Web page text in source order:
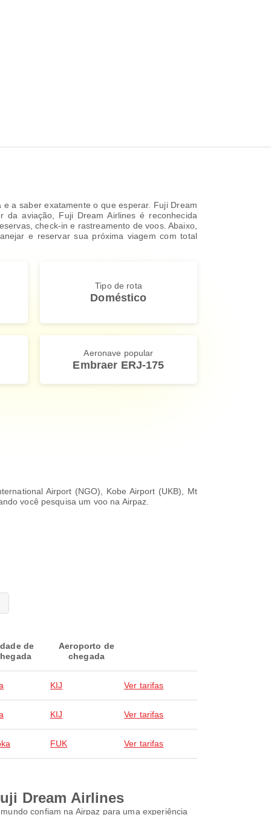
a saber exatamente o que esperar. Fuji Dream
aviação, Fuji Dream Airlines é reconhecida
check-in e rastreamento de voos. Abaixo,
e reservar sua próxima viagem com total
Tipo de rota
Doméstico
Aeronave popular
Embraer ERJ-175
Airport (NGO), Kobe Airport (UKB), Mt
você pesquisa um voo na Airpaz.
de
Aeroporto de
chegada
KIJ Ver tarifas
KIJ Ver tarifas
FUK Ver tarifas
Dream Airlines
confiam na Airpaz para uma experiência